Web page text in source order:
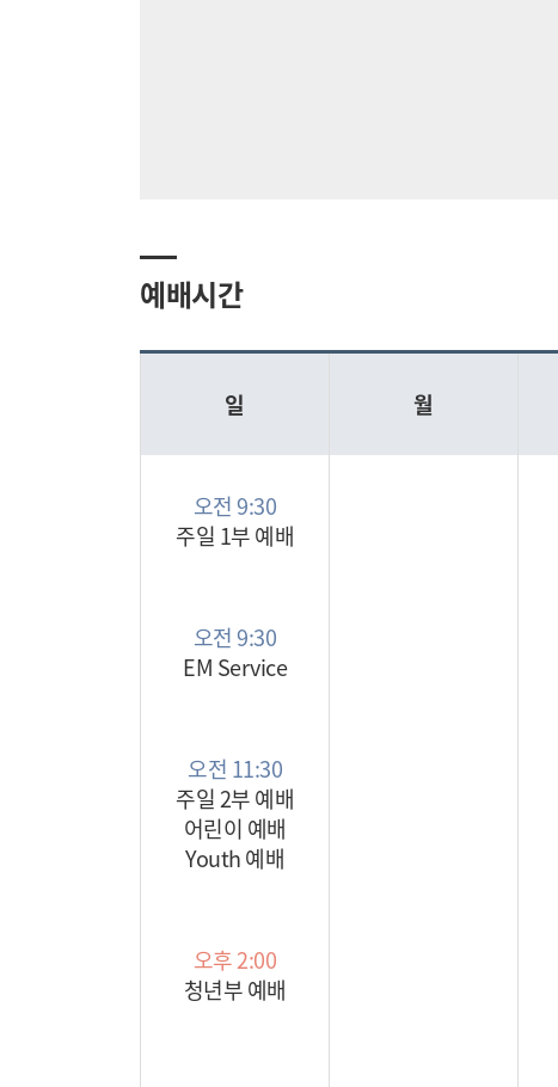
예배시간
일 월
오전 9:30
주일 1부 예배
오전 9:30
EM Service
오전 11:30
주일 2부 예배
어린이 예배
Youth 예배
오후 2:00
청년부 예배